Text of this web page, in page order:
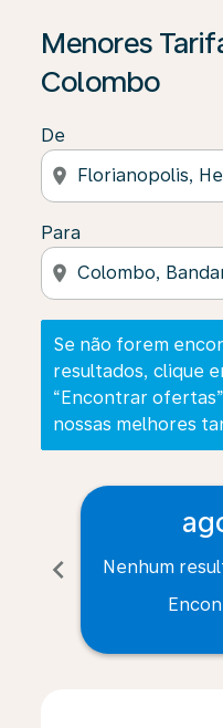
Menores
Colombo
De
location_on
Para
location_on
Se não forem
resultados, clique
“Encontrar
nossas melhores
Se não forem
chevron_left
Nenhum